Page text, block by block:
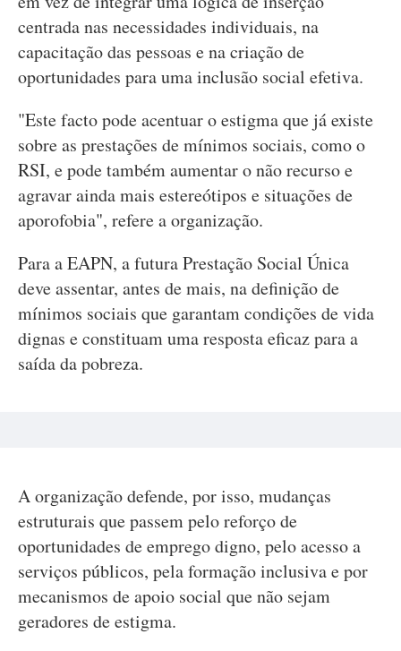
centrada nas necessidades individuais, na
capacitação das pessoas e na criação de
oportunidades para uma inclusão social efetiva.
"Este facto pode acentuar o estigma que já existe
sobre as prestações de mínimos sociais, como o
RSI, e pode também aumentar o não recurso e
agravar ainda mais estereótipos e situações de
aporofobia", refere a organização.
Para a EAPN, a futura Prestação Social Única
deve assentar, antes de mais, na definição de
mínimos sociais que garantam condições de vida
dignas e constituam uma resposta eficaz para a
saída da pobreza.
A organização defende, por isso, mudanças
estruturais que passem pelo reforço de
oportunidades de emprego digno, pelo acesso a
serviços públicos, pela formação inclusiva e por
mecanismos de apoio social que não sejam
geradores de estigma.